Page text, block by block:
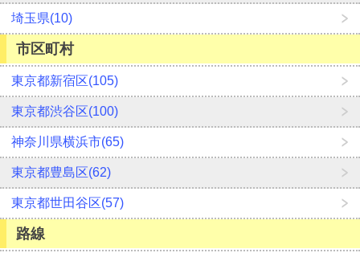
埼玉県(10)
市区町村
東京都新宿区(105)
東京都渋谷区(100)
神奈川県横浜市(65)
東京都豊島区(62)
東京都世田谷区(57)
路線